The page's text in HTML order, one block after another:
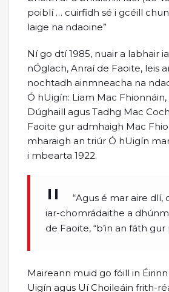
poiblí … cuirfidh sé i gcéill
laige na ndaoine”
Ní go dtí 1985, nuair a labhair
nÓglach, Anraí de Faoite, leis
nochtadh ainmneacha na
Ó hUigín: Liam Mac Fhionnáin,
Dúghaill agus Tadhg Mac
Faoite gur admhaigh Mac
mharaigh an triúr Ó hUigín
i mbearta 1922.
“Agus é mar aire dlí,
iar-chomrádaithe a
de Faoite, “b’in an fáth gur
Maireann muid go fóill in
Uigín agus Uí Choileáin frith-